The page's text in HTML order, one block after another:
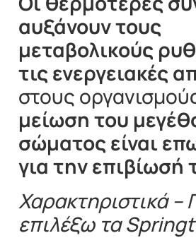
αυξάνουν τους
μεταβολικούς
τις ενεργειακές
στους
μείωση του
σώματος είναι
για την επιβίωσή
Χαρακτηριστικά –
επιλέξω τα